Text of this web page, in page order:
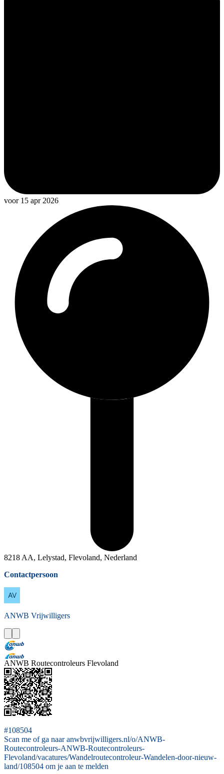
voor 15 apr 2026
8218 AA, Lelystad, Flevoland, Nederland
Contactpersoon
ANWB Vrijwilligers
ANWB Routecontroleurs Flevoland
#108504
Scan me of ga naar anwbvrijwilligers.nl/o/ANWB-
Routecontroleurs-ANWB-Routecontroleurs-
Flevoland/vacatures/Wandelroutecontroleur-Wandelen-door-nieuw-
land/108504 om je aan te melden